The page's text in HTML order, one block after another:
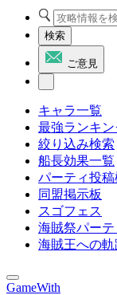
検索
ご意見
キャラ一覧
最強ランキン
絞り込み検索
船長効果一覧
パーティ投稿
同盟掲示板
スゴフェス
海賊祭パーテ
海賊王への軌
GameWith